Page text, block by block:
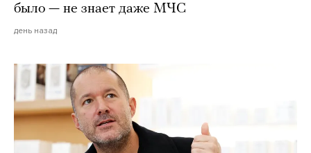
было — не знает даже МЧС
день назад